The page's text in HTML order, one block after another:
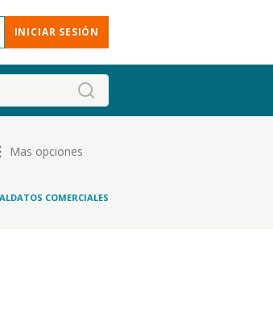
INICIAR SESIÓN
Mas opciones
DATOS COMERCIALES